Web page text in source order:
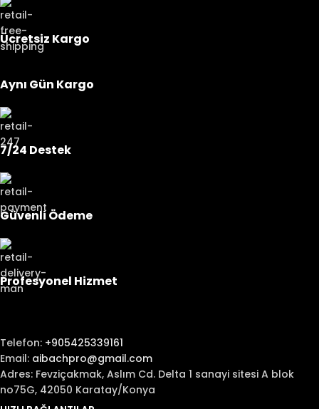
Ücretsiz Kargo
Aynı Gün Kargo
7/24 Destek
Güvenli Ödeme
Profesyonel Hizmet
Telefon: +905425339161
Email: aibachpro@gmail.com
Adres: Fevziçakmak, Aslım Cd. Delta 1 sanayi sitesi A blok
no75G, 42050 Karatay/Konya